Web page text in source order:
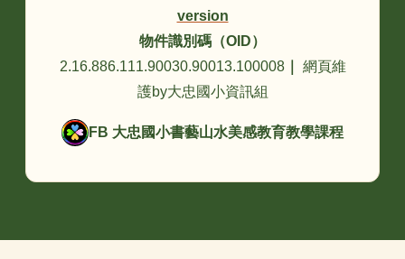
version
物件識別碼（OID）
2.16.886.111.90030.90013.100008｜
網頁維
護by大忠國小資訊組
FB 大忠國小書藝山水美感教育教學課程